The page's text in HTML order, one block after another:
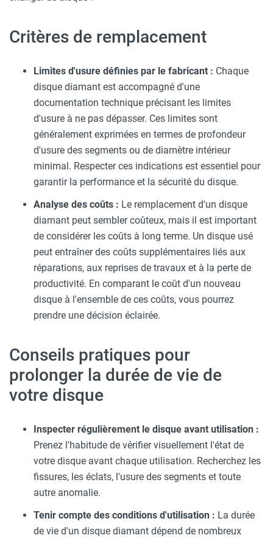
Critères de remplacement
Limites d'usure définies par le fabricant : Chaque
disque diamant est accompagné d'une
documentation technique précisant les limites
d'usure à ne pas dépasser. Ces limites sont
généralement exprimées en termes de profondeur
d'usure des segments ou de diamètre intérieur
minimal. Respecter ces indications est essentiel pour
garantir la performance et la sécurité du disque.
Analyse des coûts : Le remplacement d'un disque
diamant peut sembler coûteux, mais il est important
de considérer les coûts à long terme. Un disque usé
peut entraîner des coûts supplémentaires liés aux
réparations, aux reprises de travaux et à la perte de
productivité. En comparant le coût d'un nouveau
disque à l'ensemble de ces coûts, vous pourrez
prendre une décision éclairée.
Conseils pratiques pour
prolonger la durée de vie de
votre disque
Inspecter régulièrement le disque avant utilisation :
Prenez l'habitude de vérifier visuellement l'état de
votre disque avant chaque utilisation. Recherchez les
fissures, les éclats, l'usure des segments et toute
autre anomalie.
Tenir compte des conditions d'utilisation : La durée
de vie d'un disque diamant dépend de nombreux